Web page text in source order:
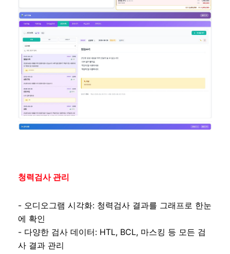
청력검사 관리
- 오디오그램 시각화: 청력검사 결과를 그래프로 한눈
에 확인
- 다양한 검사 데이터: HTL, BCL, 마스킹 등 모든 검
사 결과 관리